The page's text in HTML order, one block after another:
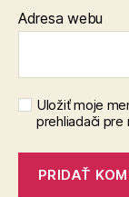
Adresa webu
Uložiť moje
prehliadači